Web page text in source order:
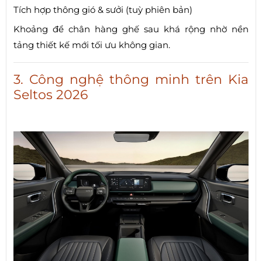
Tích hợp thông gió & sưởi (tuỳ phiên bản)
Khoảng để chân hàng ghế sau khá rộng nhờ nền
tảng thiết kế mới tối ưu không gian.
3. Công nghệ thông minh trên Kia
Seltos 2026